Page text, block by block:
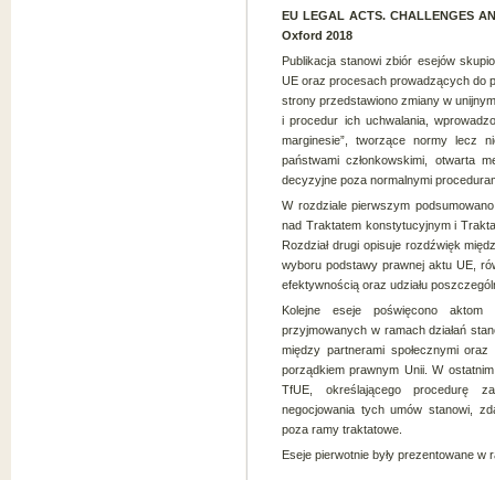
EU LEGAL ACTS. CHALLENGES
Oxford 2018
Publikacja stanowi zbiór esejów
UE oraz procesach prowadzących do
strony przedstawiono zmiany w
i procedur ich uchwalania,
marginesie”, tworzące normy lecz
państwami członkowskimi, otwarta
decyzyjne poza normalnymi
W rozdziale pierwszym
nad Traktatem konstytucyjnym i
Rozdział drugi opisuje rozdźwięk
wyboru podstawy prawnej aktu UE,
efektywnością oraz udziału
Kolejne eseje poświęcono aktom
przyjmowanych w ramach działań
między partnerami społecznymi
porządkiem prawnym Unii. W
TfUE, określającego procedurę
negocjowania tych umów stanowi,
poza ramy traktatowe.
Eseje pierwotnie były prezentowane w